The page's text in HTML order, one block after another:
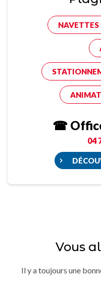
☎
04
Vous
Il y a toujours une